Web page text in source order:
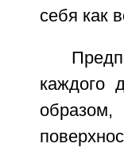
себя как
каждого